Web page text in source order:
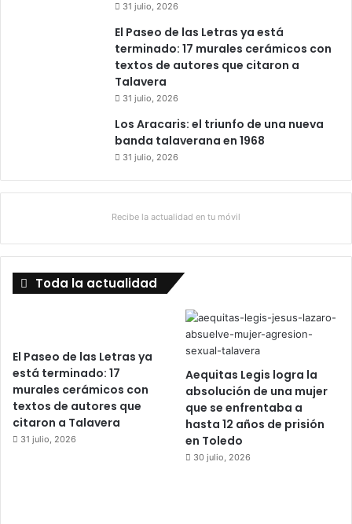
31 julio, 2026
El Paseo de las Letras ya está
terminado: 17 murales cerámicos con
textos de autores que citaron a
Talavera
31 julio, 2026
Los Aracaris: el triunfo de una nueva
banda talaverana en 1968
31 julio, 2026
Recibe la actualidad en tu móvil
Toda la actualidad
El Paseo de las Letras ya
está terminado: 17
murales cerámicos con
textos de autores que
citaron a Talavera
31 julio, 2026
Aequitas Legis logra la
absolución de una mujer
que se enfrentaba a
hasta 12 años de prisión
en Toledo
30 julio, 2026